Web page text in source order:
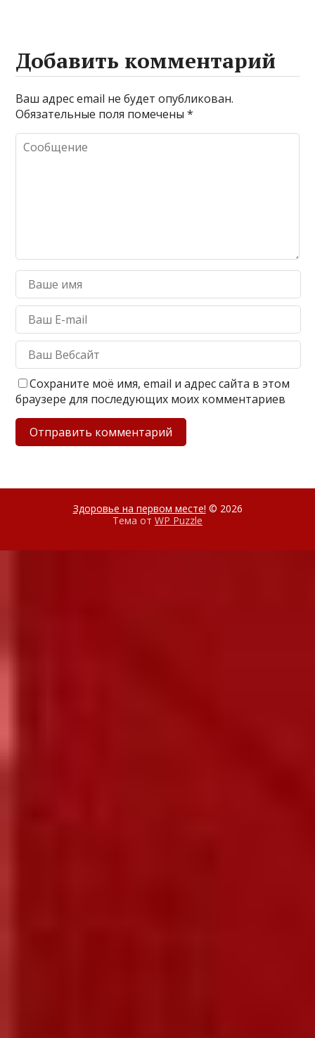
Добавить комментарий
Ваш адрес email не будет опубликован.
Обязательные поля помечены*
Сохраните моё имя, email и адрес сайта в этом
браузере для последующих моих комментариев
Здоровье на первом месте! © 2026
Тема от WP Puzzle